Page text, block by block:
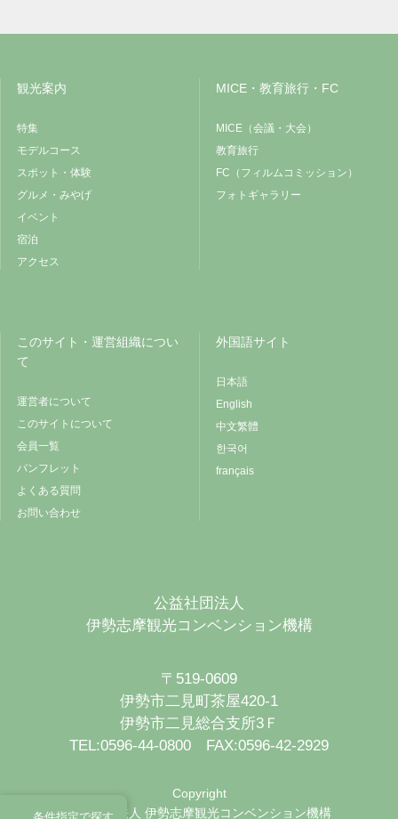
観光案内
特集
モデルコース
スポット・体験
グルメ・みやげ
イベント
宿泊
アクセス
MICE・教育旅行・FC
MICE（会議・大会）
教育旅行
FC（フィルムコミッション）
フォトギャラリー
このサイト・運営組織につい
て
運営者について
このサイトについて
会員一覧
パンフレット
よくある質問
お問い合わせ
外国語サイト
日本語
English
中文繁體
한국어
français
公益社団法人
伊勢志摩観光コンベンション機構
〒519-0609
伊勢市二見町茶屋420-1
伊勢市二見総合支所3Ｆ
TEL:0596-44-0800 FAX:0596-42-2929
Copyright
公益社団法人 伊勢志摩観光コンベンション機構